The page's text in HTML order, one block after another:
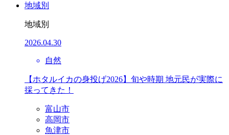
地域別
地域別
2026.04.30
自然
【ホタルイカの身投げ2026】旬や時期 地元民が実際に
採ってきた！
富山市
高岡市
魚津市